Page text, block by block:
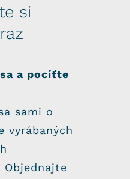
si
a pocíťte
sami o
vyrábaných